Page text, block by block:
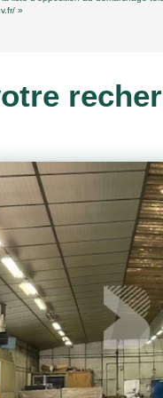
»